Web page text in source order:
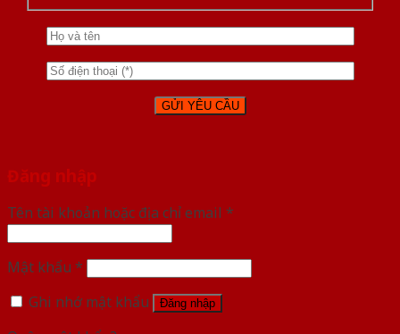
Đăng nhập
Tên tài khoản hoặc địa chỉ email *
Mật khẩu *
Ghi nhớ mật khẩu
Đăng nhập